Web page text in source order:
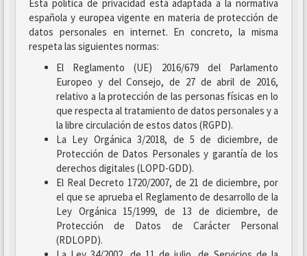
Esta política de privacidad está adaptada a la normativa
española y europea vigente en materia de protección de
datos personales en internet. En concreto, la misma
respeta las siguientes normas:
El Reglamento (UE) 2016/679 del Parlamento
Europeo y del Consejo, de 27 de abril de 2016,
relativo a la protección de las personas físicas en lo
que respecta al tratamiento de datos personales y a
la libre circulación de estos datos (RGPD).
La Ley Orgánica 3/2018, de 5 de diciembre, de
Protección de Datos Personales y garantía de los
derechos digitales (LOPD-GDD).
El Real Decreto 1720/2007, de 21 de diciembre, por
el que se aprueba el Reglamento de desarrollo de la
Ley Orgánica 15/1999, de 13 de diciembre, de
Protección de Datos de Carácter Personal
(RDLOPD).